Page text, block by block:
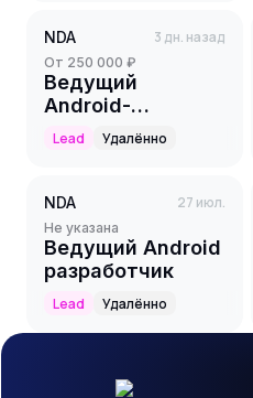
NDA 3 дн. назад
от 250 000 ₽
Ведущий
Android-
разработчик
(Messaging /
Lead Удалённо
NDA 27 июл.
Не указана
Ведущий Android
разработчик
Lead Удалённо